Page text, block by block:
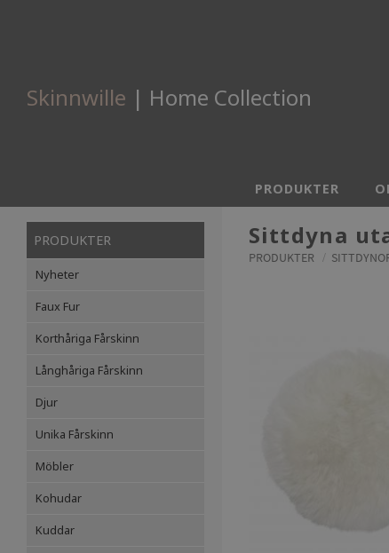
Skinnwille | Home Collection
PRODUKTER
Sittdyna
PRODUKTER
PRODUKTER
Nyheter
Faux Fur
Korthåriga Fårskinn
Långhåriga Fårskinn
Djur
Unika Fårskinn
Möbler
Kohudar
Kuddar